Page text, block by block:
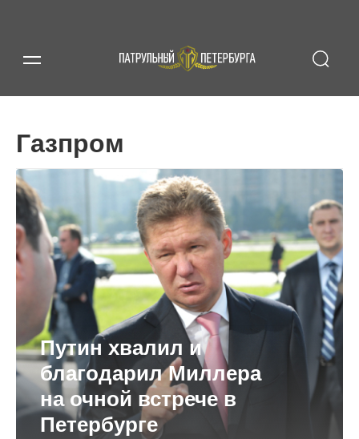
Газпром
Путин хвалил и
благодарил Миллера
на очной встрече в
Петербурге